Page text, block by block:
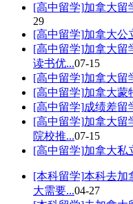
[高中留学]加拿大留
29
[高中留学]加拿大公
[高中留学]加拿大留
读书优...07-15
[高中留学]加拿大留
[高中留学]加拿大蒙
[高中留学]成绩差留
[高中留学]加拿大留
院校推...07-15
[高中留学]加拿大私
[本科留学]本科去加
大需要...04-27